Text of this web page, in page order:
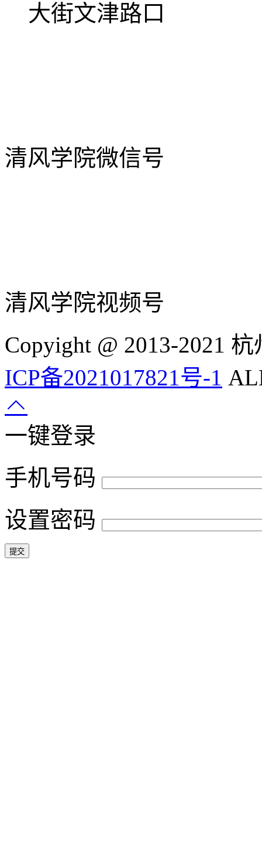
大街文津路口
清风学院微信号
清风学院视频号
Copyight @ 2013-2021
ICP备2021017821号-1
一键登录
手机号码
设置密码